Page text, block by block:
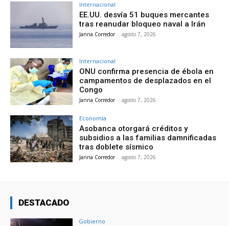
Internacional
EE.UU. desvía 51 buques mercantes
tras reanudar bloqueo naval a Irán
Janna Corredor - agosto 7, 2026
Internacional
ONU confirma presencia de ébola en
campamentos de desplazados en el
Congo
Janna Corredor - agosto 7, 2026
Economía
Asobanca otorgará créditos y
subsidios a las familias damnificadas
tras doblete sísmico
Janna Corredor - agosto 7, 2026
DESTACADO
Gobierno